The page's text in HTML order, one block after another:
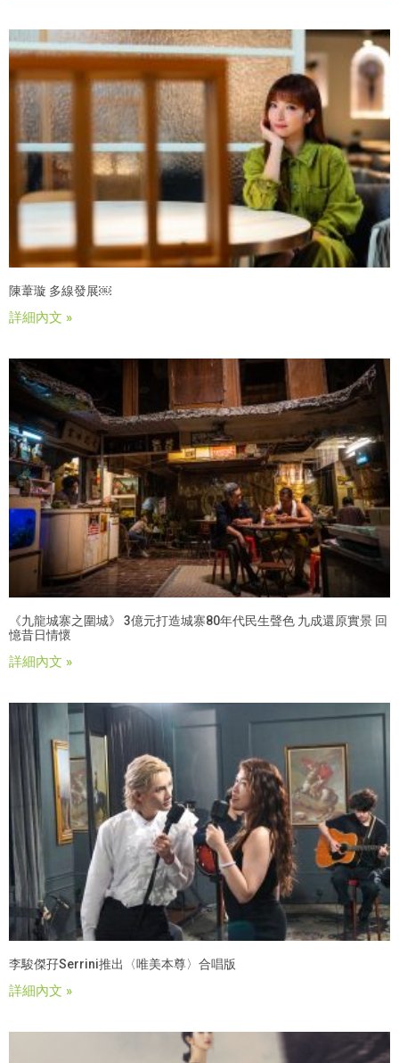
陳葦璇 多線發展￼
詳細內文 »
《九龍城寨之圍城》 3億元打造城寨80年代民生聲色 九成還原實景 回
憶昔日情懷
詳細內文 »
李駿傑孖Serrini推出〈唯美本尊〉合唱版
詳細內文 »